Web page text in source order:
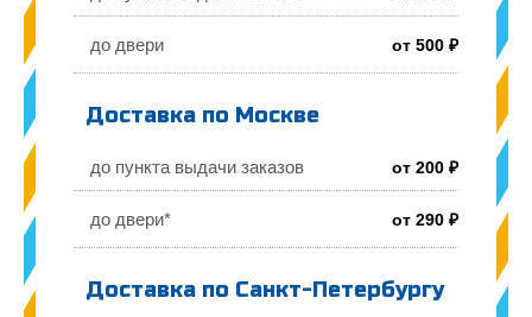
до двери от 500 ₽
Доставка по Москве
до пункта выдачи заказов от 200 ₽
до двери* от 290 ₽
Доставка по Санкт-Петербургу